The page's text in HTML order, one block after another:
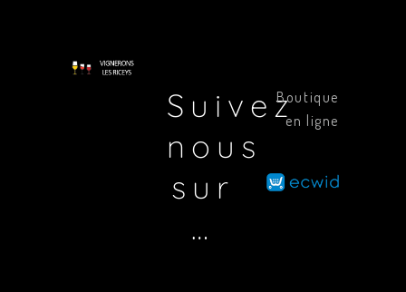
Suivez
nous
sur
…
Boutique
en ligne